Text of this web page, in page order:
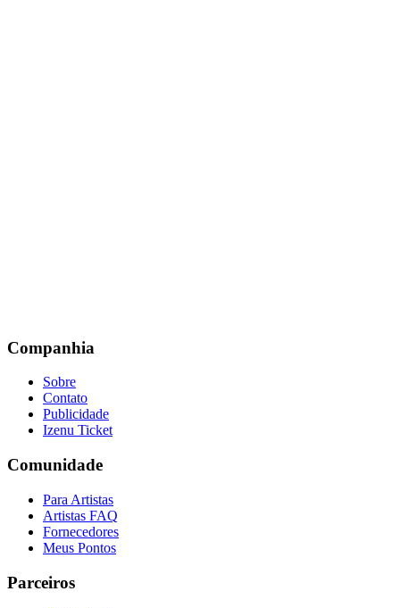
Companhia
Sobre
Contato
Publicidade
Izenu Ticket
Comunidade
Para Artistas
Artistas FAQ
Fornecedores
Meus Pontos
Parceiros